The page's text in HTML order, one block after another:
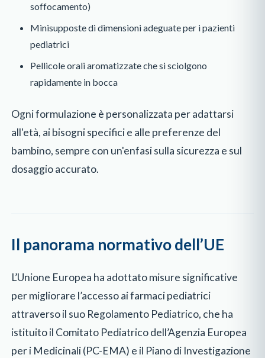
soffocamento)
Minisupposte di dimensioni adeguate per i pazienti
pediatrici
Pellicole orali aromatizzate che si sciolgono
rapidamente in bocca
Ogni formulazione è personalizzata per adattarsi
all'età, ai bisogni specifici e alle preferenze del
bambino, sempre con un'enfasi sulla sicurezza e sul
dosaggio accurato.
Il panorama normativo dell’UE
L’Unione Europea ha adottato misure significative
per migliorare l’accesso ai farmaci pediatrici
attraverso il suo Regolamento Pediatrico, che ha
istituito il Comitato Pediatrico dell’Agenzia Europea
per i Medicinali (PC-EMA) e il Piano di Investigazione